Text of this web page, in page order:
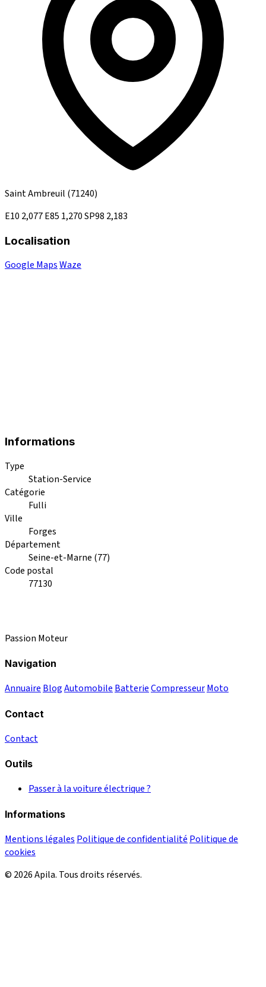
Saint Ambreuil (71240)
E10 2,077E85 1,270SP98 2,183
Localisation
Google MapsWaze
Informations
Type
Station-Service
Catégorie
Fulli
Ville
Forges
Département
Seine-et-Marne (77)
Code postal
77130
Passion Moteur
Navigation
Annuaire BlogAutomobile BatterieCompresseurMoto
Contact
Contact
Outils
Passer à la voiture électrique ?
Informations
Mentions légales Politique de confidentialité Politique de
cookies
© 2026 Apila. Tous droits réservés.